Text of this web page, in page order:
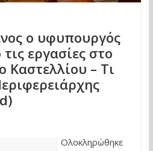
ο υφυπουργός
εργασίες στο
Καστελλίου – Τι
Ολοκληρώθηκε